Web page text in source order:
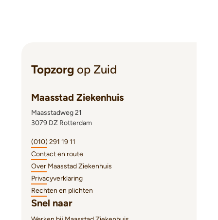
Topzorg op Zuid
Maasstad Ziekenhuis
Maasstadweg 21
3079 DZ Rotterdam
(010) 291 19 11
Contact en route
Over Maasstad Ziekenhuis
Privacyverklaring
Rechten en plichten
Snel naar